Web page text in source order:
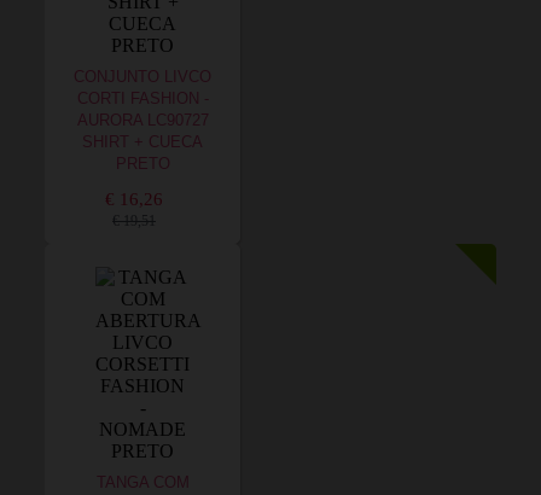
CONJUNTO LIVCO
CORTI FASHION -
AURORA LC90727
SHIRT + CUECA
PRETO
€ 16,26
€ 19,51
TANGA COM